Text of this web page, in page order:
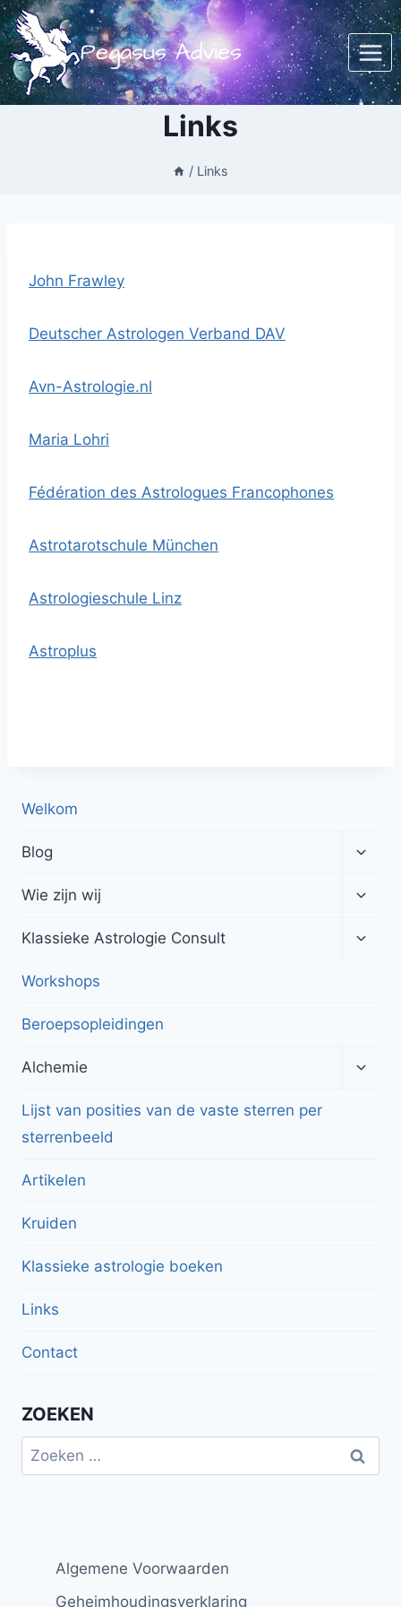
Doorgaan
naar
inhoud
Pegasus Advies
Links
/ Links
John Frawley
Deutscher Astrologen Verband DAV
Avn-Astrologie.nl
Maria Lohri
Fédération des Astrologues Francophones
Astrotarotschule München
Astrologieschule Linz
Astroplus
Welkom
Blog
Toggle
Wie zijn wij
Toggle
Klassieke Astrologie Consult
Toggle
Workshops
Beroepsopleidingen
Alchemie
Toggle
Lijst van posities van de vaste sterren per
sterrenbeeld
Artikelen
Kruiden
Klassieke astrologie boeken
Links
Contact
ZOEKEN
Zoeken
naar:
Algemene Voorwaarden
Geheimhoudingsverklaring